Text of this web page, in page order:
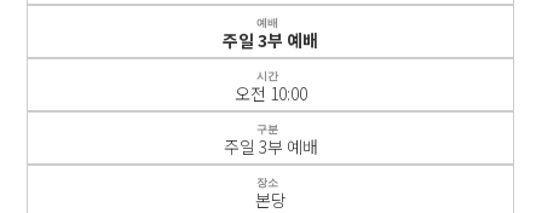
예배
주일 3부 예배
시간
오전 10:00
구분
주일 3부 예배
장소
본당